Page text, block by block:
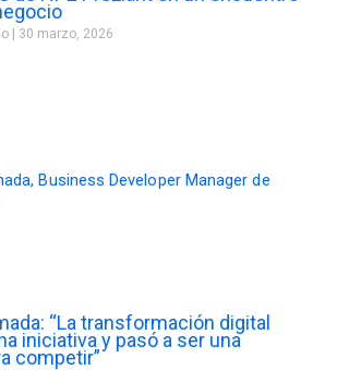
30 marzo, 2026
“La transformación digital
iniciativa y pasó a ser una
competir”